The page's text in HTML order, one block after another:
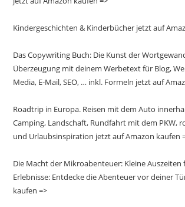
Kindergeschichten & Kinderbücher jetzt auf
Das Copywriting Buch: Die Kunst der
Überzeugung mit deinem Werbetext für Blog,
Media, E-Mail, SEO, … inkl. Formeln jetzt auf
Roadtrip in Europa. Reisen mit dem Auto
Camping, Landschaft, Rundfahrt mit dem PKW,
und Urlaubsinspiration jetzt auf Amazon kaufen
Die Macht der Mikroabenteuer: Kleine Auszeiten
Erlebnisse: Entdecke die Abenteuer vor deiner
kaufen =>